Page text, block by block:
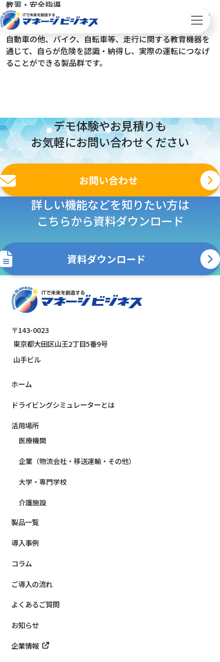
教習・安全指導
国内外の運転免許教習所などでご利用いただいている安全
運転教育用のドライビングシミュレーターです。
自動車の他、バイク、自転車等、走行に関する教育機器を
通じて、自らが危険を認識・納得し、実際の運転につなげ
ることができる製品群です。
デモ体験やお見積りも
お気軽にお問い合わせください
お問い合わせ
詳しい機能などを知りたい方は
こちらから資料ダウンロード
資料ダウンロード
〒143-0023
東京都大田区山王2丁目5番9号
山手ビル
ホーム
ドライビングシミュレーターとは
活用場所
医療機関
企業（物流会社・移送運輸・その他）
大学・専門学校
介護施設
製品一覧
導入事例
コラム
ご導入の流れ
よくあるご質問
お知らせ
企業情報